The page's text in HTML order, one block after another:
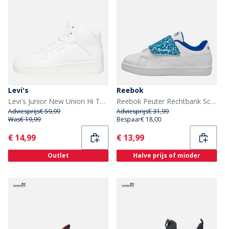
Levi's
Levi's Junior New Union Hi Top Sneakers Wit 0061
Adviesprijs€ 59,99
Was€ 19,99
Current
€ 14,99
Outlet
Reebok
Reebok Peuter Rechtbank Schoon Klittenband Sneakers Wit/Vector Blue/Vector Blue
Adviesprijs€ 31,99
Bespaar€ 18,00
Current
€ 13,99
Halve prijs of minder